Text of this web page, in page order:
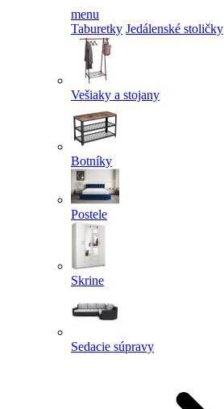
menu
Taburetky Jedálenské stoličky
Vešiaky a stojany
Botníky
Postele
Skrine
Sedacie súpravy